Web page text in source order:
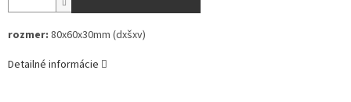
rozmer: 80x60x30mm (dxšxv)
Detailné informácie